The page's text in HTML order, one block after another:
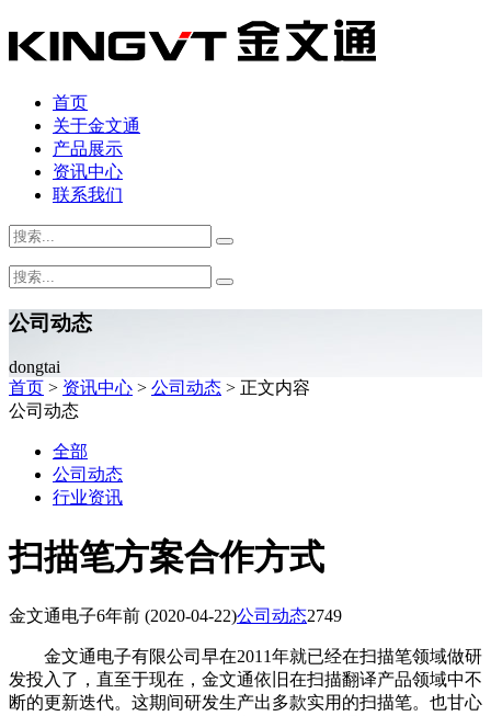
首页
关于金文通
产品展示
资讯中心
联系我们
公司动态
dongtai
首页 > 资讯中心 > 公司动态 > 正文内容
公司动态
全部
公司动态
行业资讯
扫描笔方案合作方式
金文通电子6年前 (2020-04-22)公司动态2749
金文通电子有限公司早在2011年就已经在扫描笔领域做研
发投入了，直至于现在，金文通依旧在扫描翻译产品领域中不
断的更新迭代。这期间研发生产出多款实用的扫描笔。也甘心